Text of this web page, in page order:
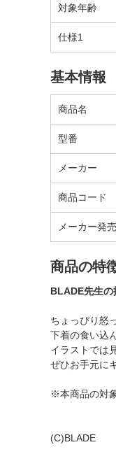
対象年齢
仕様1
基本情報
商品名
型番
メーカー
商品コード
メーカー発
商品の特
BLADE先生の
ちょっぴり怒
下着の食い込
イラストでは
ぜひお手元に
※本商品の対
(C)BLADE